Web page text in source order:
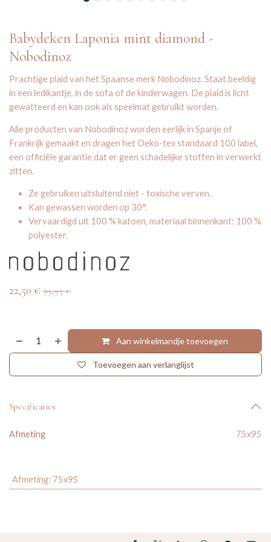
Babydeken Laponia mint diamond -
Nobodinoz
Prachtige plaid van het Spaanse merk Nobodinoz. Staat beeldig
in een ledikantje, in de sofa of de kinderwagen. De plaid is licht
gewatteerd en kan ook als speelmat gebruikt worden.
Alle producten van Nobodinoz worden eerlijk in Spanje of
Frankrijk gemaakt en dragen het Oeko-tex standaard 100 label,
een officiële garantie dat er geen schadelijke stoffen in verwerkt
zitten.
Ze gebruiken uitsluitend niet - toxische verven.
Kan gewassen worden op 30°.
Vervaardigd uit 100 % katoen, materiaal binnenkant: 100 %
polyester.
22,50 € 39,95€
Aan winkelmandje toevoegen
Toevoegen aan verlanglijst
Specificaties
Afmeting 75x95
Afmeting: 75x95